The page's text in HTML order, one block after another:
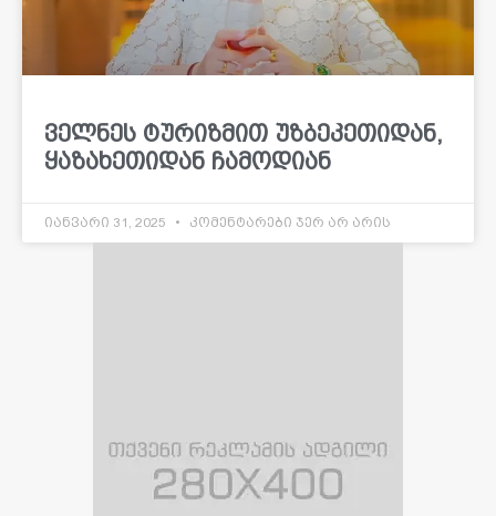
ველნეს ტურიზმით უზბეკეთიდან,
ყაზახეთიდან ჩამოდიან
იანვარი 31, 2025 კომენტარები ჯერ არ არის